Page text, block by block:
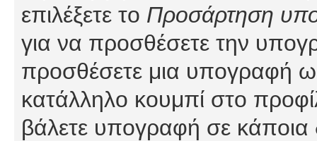
επιλέξετε το Προσάρτηση
για να προσθέσετε την
προσθέσετε μια υπογραφή
κατάλληλο κουμπί στο
βάλετε υπογραφή σε κάποια